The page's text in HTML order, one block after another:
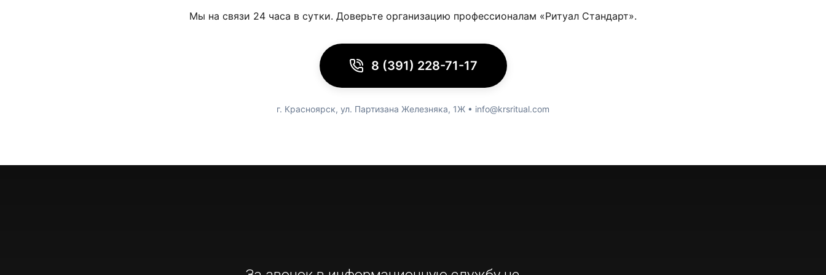
Мы на связи 24 часа в сутки. Доверьте организацию профессионалам «Ритуал Стандарт».
8 (391) 228-71-17
г. Красноярск, ул. Партизана Железняка, 1Ж • info@krsritual.com